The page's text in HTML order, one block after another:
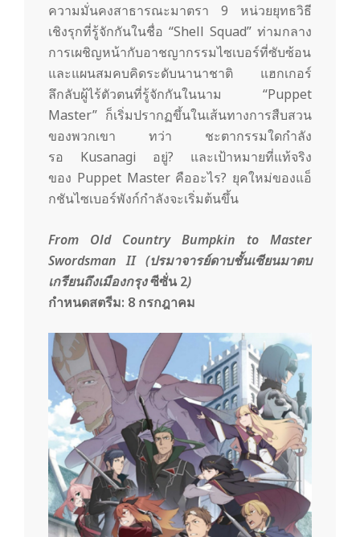
ความมั่นคงสาธารณะมาตรา 9 หน่วยยุทธวิธี
เชิงรุกที่รู้จักกันในชื่อ “Shell Squad” ท่ามกลาง
การเผชิญหน้ากับอาชญากรรมไซเบอร์ที่ซับซ้อน
และแผนสมคบคิดระดับนานาชาติ แฮกเกอร์
ลึกลับผู้ไร้ตัวตนที่รู้จักกันในนาม “Puppet
Master” ก็เริ่มปรากฏขึ้นในเส้นทางการสืบสวน
ของพวกเขา ทว่า ชะตากรรมใดกำลัง
รอ Kusanagi อยู่? และเป้าหมายที่แท้จริง
ของ Puppet Master คืออะไร? ยุคใหม่ของแอ็
กชันไซเบอร์พังก์กำลังจะเริ่มต้นขึ้น
From Old Country Bumpkin to Master
Swordsman II (ปรมาจารย์ดาบชั้นเซียนมาตบ
เกรียนถึงเมืองกรุงซีซั่น 2)
กำหนดสตรีม: 8 กรกฎาคม